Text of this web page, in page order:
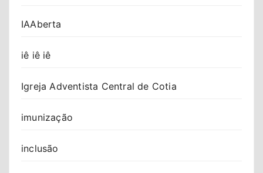
IAAberta
iê iê iê
Igreja Adventista Central de Cotia
imunização
inclusão